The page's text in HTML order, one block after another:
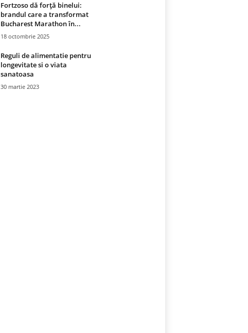
Fortzoso dă forță binelui:
brandul care a transformat
Bucharest Marathon în...
18 octombrie 2025
Reguli de alimentatie pentru
longevitate si o viata
sanatoasa
30 martie 2023